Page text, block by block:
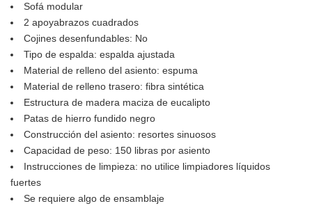
Sofá modular
2 apoyabrazos cuadrados
Cojines desenfundables: No
Tipo de espalda: espalda ajustada
Material de relleno del asiento: espuma
Material de relleno trasero: fibra sintética
Estructura de madera maciza de eucalipto
Patas de hierro fundido negro
Construcción del asiento: resortes sinuosos
Capacidad de peso: 150 libras por asiento
Instrucciones de limpieza: no utilice limpiadores líquidos
fuertes
Se requiere algo de ensamblaje